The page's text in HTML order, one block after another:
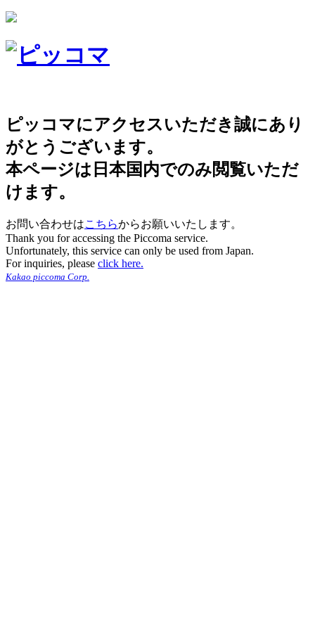
ピッコマにアクセスいただき誠にあり
がとうございます。
本ページは日本国内でのみ閲覧いただ
けます。
お問い合わせはこちらからお願いいたします。
Thank you for accessing the Piccoma service.
Unfortunately, this service can only be used from Japan.
For inquiries, please click here.
Kakao piccoma Corp.